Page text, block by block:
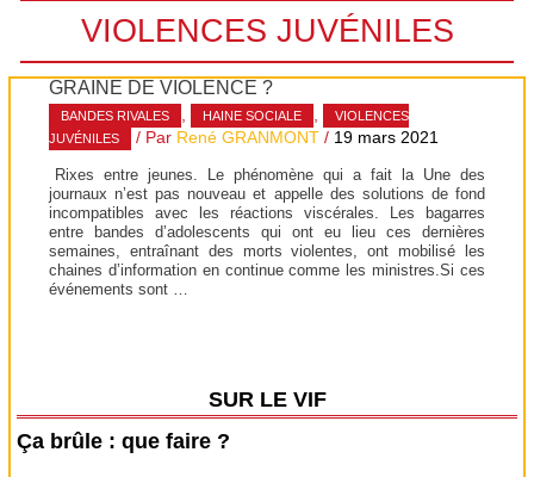
VIOLENCES JUVÉNILES
GRAINE DE VIOLENCE ?
BANDES RIVALES , HAINE SOCIALE ,
VIOLENCES
JUVÉNILES
/ Par René GRANMONT / 19 mars 2021
Rixes entre jeunes. Le phénomène qui a fait la Une des
journaux n’est pas nouveau et appelle des solutions de fond
incompatibles avec les réactions viscérales. Les bagarres
entre bandes d’adolescents qui ont eu lieu ces dernières
semaines, entraînant des morts violentes, ont mobilisé les
chaines d’information en continue comme les ministres.Si ces
événements sont …
SUR LE VIF
Ça brûle : que faire ?